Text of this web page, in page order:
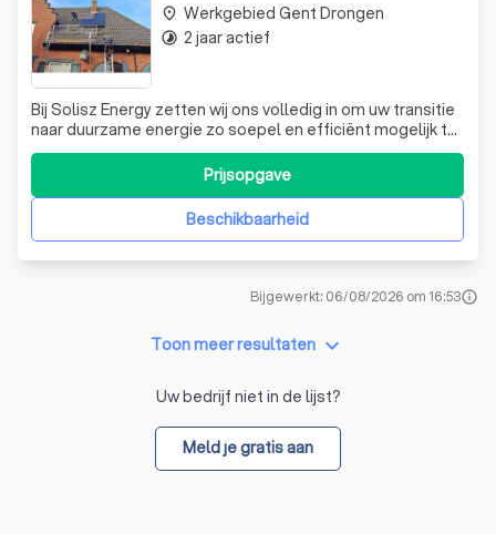
Bij Solisz Energy zetten wij ons volledig in om uw transitie
naar duurzame energie zo soepel en efficiënt mogelijk te
maken. Wij zijn gespecialiseerd in het leveren en
installeren van hoogwaardige zonnepanelen,
energieopslagsystemen en oplossingen voor elektrische
mobiliteit. Ons doel is om u volled
Beschikbaarheid
Prijsopgave
place Werkgebied Gent Drongen
timelapse 2 jaar actief
Bijgewerkt: 06/08/2026 om 16:53info
Toon meer resultaten keyboard_arrow_down
Uw bedrijf niet in de lijst?
Meld je gratis aan